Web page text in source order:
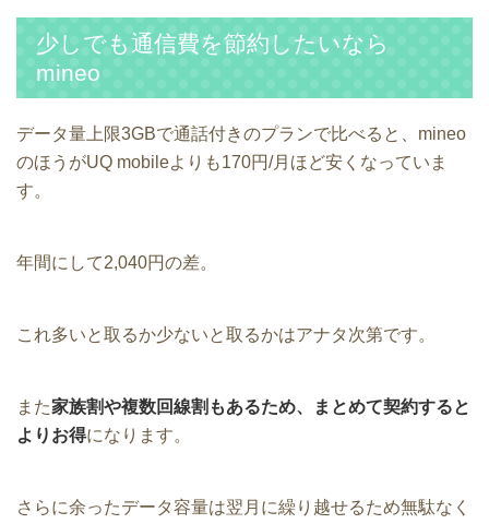
少しでも通信費を節約したいなら
mineo
データ量上限3GBで通話付きのプランで比べると、mineo
のほうがUQ mobileよりも170円/月ほど安くなっていま
す。
年間にして2,040円の差。
これ多いと取るか少ないと取るかはアナタ次第です。
また家族割や複数回線割もあるため、まとめて契約すると
よりお得になります。
さらに余ったデータ容量は翌月に繰り越せるため無駄なく